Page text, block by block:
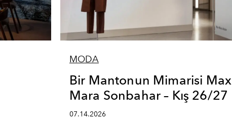
MODA
Bir Mantonun Mimarisi Max
Mara Sonbahar – Kış 26/27
07.14.2026